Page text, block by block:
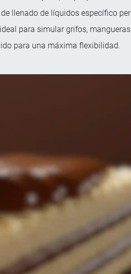
llenado de líquidos específico
para simular grifos, mangueras
para una máxima flexibilidad.